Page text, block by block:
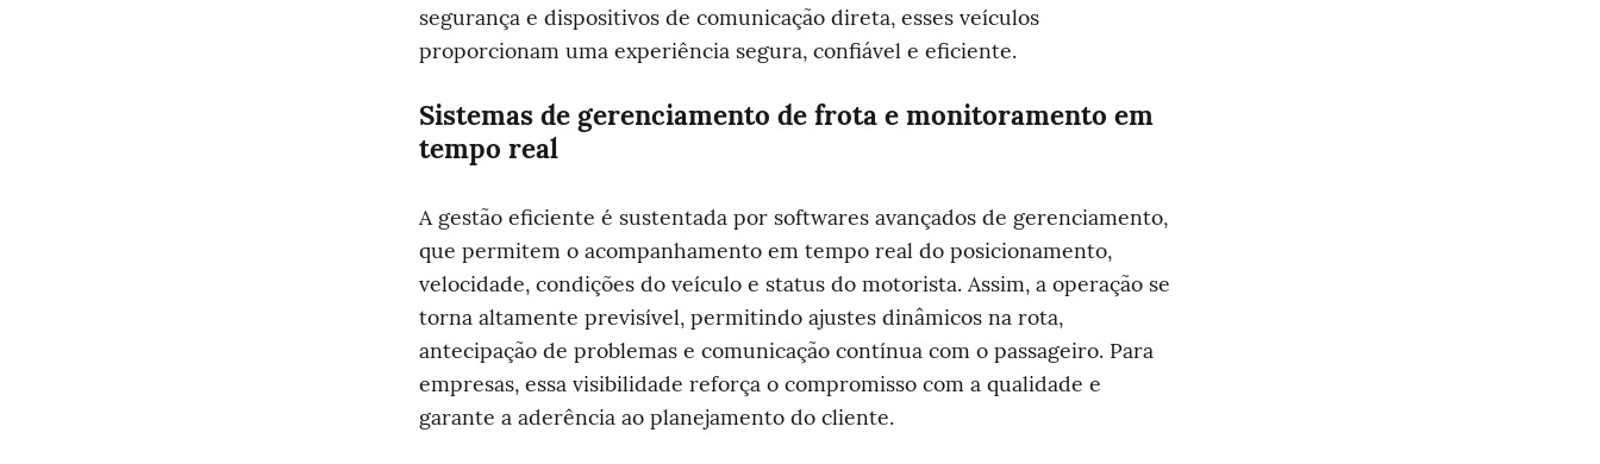
segurança e dispositivos de comunicação direta, esses veículos
proporcionam uma experiência segura, confiável e eficiente.
Sistemas de gerenciamento de frota e monitoramento em
tempo real
A gestão eficiente é sustentada por softwares avançados de gerenciamento,
que permitem o acompanhamento em tempo real do posicionamento,
velocidade, condições do veículo e status do motorista. Assim, a operação se
torna altamente previsível, permitindo ajustes dinâmicos na rota,
antecipação de problemas e comunicação contínua com o passageiro. Para
empresas, essa visibilidade reforça o compromisso com a qualidade e
garante a aderência ao planejamento do cliente.